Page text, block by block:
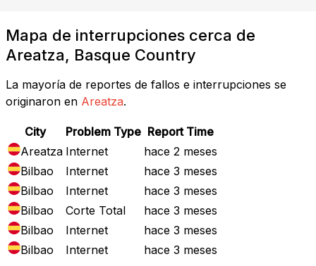
Mapa de interrupciones cerca de
Areatza, Basque Country
La mayoría de reportes de fallos e interrupciones se
originaron en Areatza.
City Problem Type Report Time
Areatza Internet
hace 2 meses
Bilbao
Internet
hace 3 meses
Bilbao
Internet
hace 3 meses
Bilbao
Corte Total
hace 3 meses
Bilbao
Internet
hace 3 meses
Bilbao
Internet hace 3 meses